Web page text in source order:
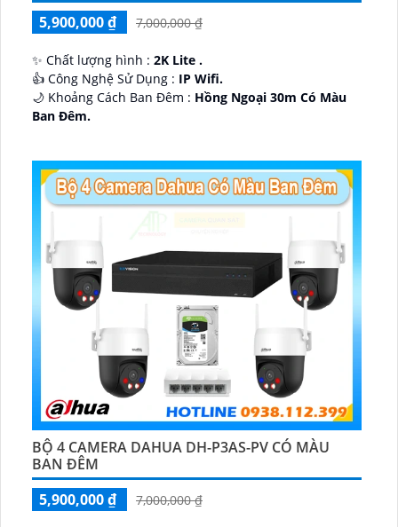
5,900,000 ₫
7,000,000 ₫
✨ Chất lượng hình : 2K Lite .
👍 Công Nghệ Sử Dụng : IP Wifi.
🌙 Khoảng Cách Ban Đêm : Hồng Ngoại 30m Có Màu
Ban Ðêm.
BỘ 4 CAMERA DAHUA DH-P3AS-PV CÓ MÀU
BAN ĐÊM
5,900,000 ₫
7,000,000 ₫